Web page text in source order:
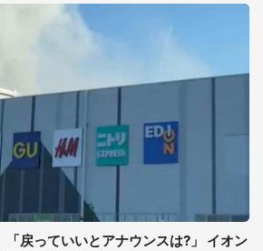
「戻っていいとアナウンスは?」 イオン